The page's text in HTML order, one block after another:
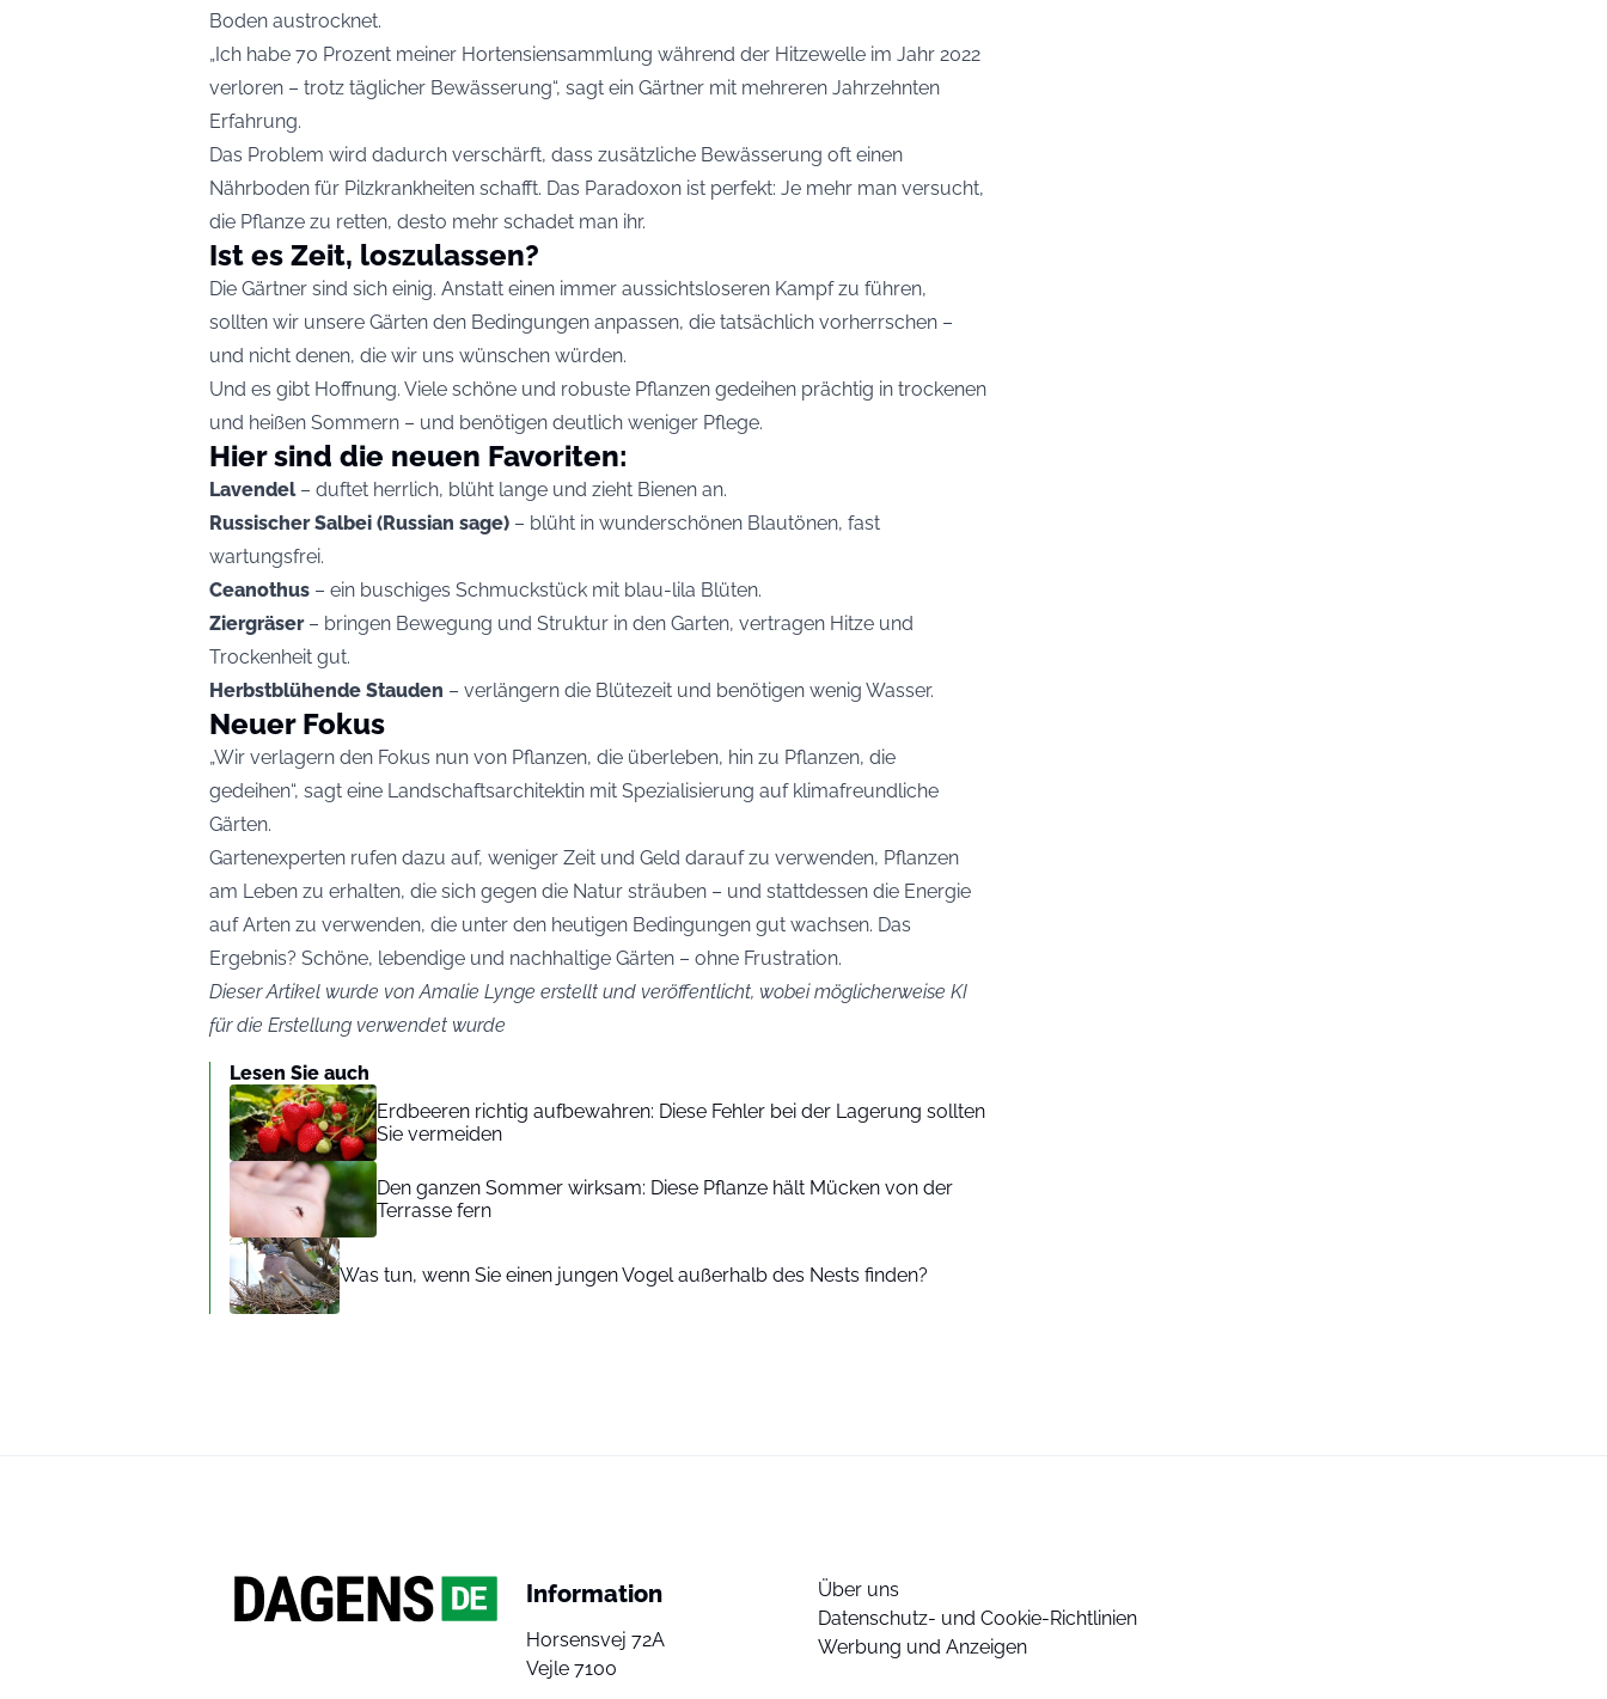
Boden austrocknet.
„Ich habe 70 Prozent meiner Hortensiensammlung während der Hitzewelle im Jahr 2022
verloren – trotz täglicher Bewässerung“, sagt ein Gärtner mit mehreren Jahrzehnten
Erfahrung.
Das Problem wird dadurch verschärft, dass zusätzliche Bewässerung oft einen
Nährboden für Pilzkrankheiten schafft. Das Paradoxon ist perfekt: Je mehr man versucht,
die Pflanze zu retten, desto mehr schadet man ihr.
Ist es Zeit, loszulassen?
Die Gärtner sind sich einig. Anstatt einen immer aussichtsloseren Kampf zu führen,
sollten wir unsere Gärten den Bedingungen anpassen, die tatsächlich vorherrschen –
und nicht denen, die wir uns wünschen würden.
Und es gibt Hoffnung. Viele schöne und robuste Pflanzen gedeihen prächtig in trockenen
und heißen Sommern – und benötigen deutlich weniger Pflege.
Hier sind die neuen Favoriten:
Lavendel– duftet herrlich, blüht lange und zieht Bienen an.
Russischer Salbei (Russian sage) – blüht in wunderschönen Blautönen, fast
wartungsfrei.
Ceanothus – ein buschiges Schmuckstück mit blau-lila Blüten.
Ziergräser– bringen Bewegung und Struktur in den Garten, vertragen Hitze und
Trockenheit gut.
Herbstblühende Stauden – verlängern die Blütezeit und benötigen wenig Wasser.
Neuer Fokus
„Wir verlagern den Fokus nun von Pflanzen, die überleben, hin zu Pflanzen, die
gedeihen“, sagt eine Landschaftsarchitektin mit Spezialisierung auf klimafreundliche
Gärten.
Gartenexperten rufen dazu auf, weniger Zeit und Geld darauf zu verwenden, Pflanzen
am Leben zu erhalten, die sich gegen die Natur sträuben – und stattdessen die Energie
auf Arten zu verwenden, die unter den heutigen Bedingungen gut wachsen. Das
Ergebnis? Schöne, lebendige und nachhaltige Gärten – ohne Frustration.
Dieser Artikel wurde von Amalie Lynge erstellt und veröffentlicht, wobei möglicherweise KI
für die Erstellung verwendet wurde
Lesen Sie auch
Erdbeeren richtig aufbewahren: Diese Fehler bei der Lagerung sollten
Sie vermeiden
Den ganzen Sommer wirksam: Diese Pflanze hält Mücken von der
Terrasse fern
Was tun, wenn Sie einen jungen Vogel außerhalb des Nests finden?
Information
Horsensvej 72A
Vejle 7100
Über uns
Datenschutz- und Cookie-Richtlinien
Werbung und Anzeigen